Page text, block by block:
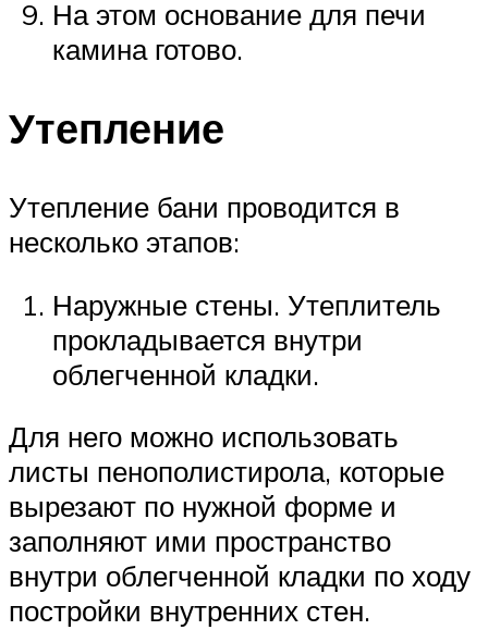
На этом основание для печи
камина готово.
Утепление
Утепление бани проводится в
несколько этапов:
Наружные стены. Утеплитель
прокладывается внутри
облегченной кладки.
Для него можно использовать
листы пенополистирола, которые
вырезают по нужной форме и
заполняют ими пространство
внутри облегченной кладки по ходу
постройки внутренних стен.